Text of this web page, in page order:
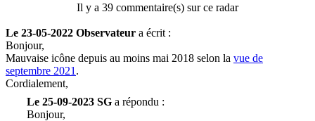
Il y a 39 commentaire(s) sur ce radar
Le 23-05-2022 Observateur a écrit :
Bonjour,
Mauvaise icône depuis au moins mai 2018 selon la vue de
septembre 2021 .
Cordialement,
Le 25-09-2023 SG a répondu :
Bonjour,